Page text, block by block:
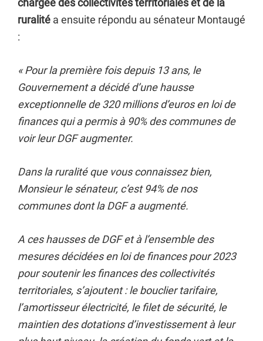
chargée des collectivités territoriales et de la
ruralité a ensuite répondu au sénateur Montaugé
:
« Pour la première fois depuis 13 ans, le
Gouvernement a décidé d’une hausse
exceptionnelle de 320 millions d’euros en loi de
finances qui a permis à 90% des communes de
voir leur DGF augmenter.
Dans la ruralité que vous connaissez bien,
Monsieur le sénateur, c’est 94% de nos
communes dont la DGF a augmenté.
A ces hausses de DGF et à l’ensemble des
mesures décidées en loi de finances pour 2023
pour soutenir les finances des collectivités
territoriales, s’ajoutent : le bouclier tarifaire,
l’amortisseur électricité, le filet de sécurité, le
maintien des dotations d’investissement à leur